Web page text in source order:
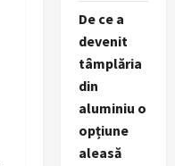
De ce a
devenit
tâmplăria
din
aluminiu o
opțiune
aleasă